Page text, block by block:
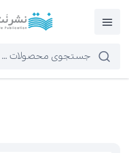
گاه‌شمار تبری لیلم